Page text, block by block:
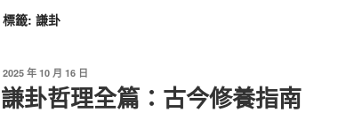
標籤: 謙卦
發
佈
於
2025 年 10 月 16 日
謙卦哲理全篇：古今修養指南